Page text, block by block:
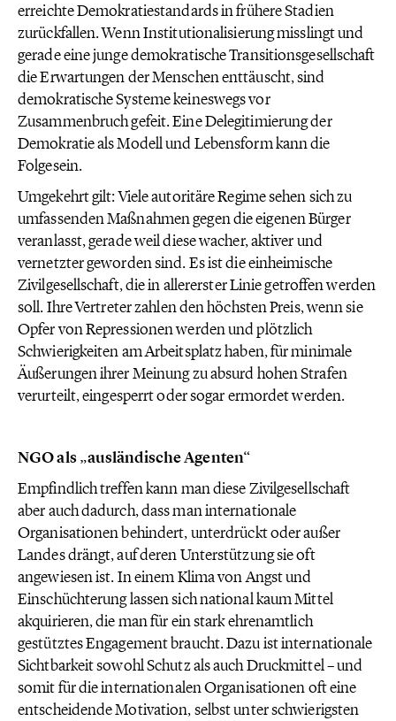
erreichte Demokratiestandards in frühere Stadien
zurückfallen. Wenn Institutionalisierung misslingt und
gerade eine junge demokratische Transitionsgesellschaft
die Erwartungen der Menschen enttäuscht, sind
demokratische Systeme keineswegs vor
Zusammenbruch gefeit. Eine Delegitimierung der
Demokratie als Modell und Lebensform kann die
Folgesein.
Umgekehrt gilt: Viele autoritäre Regime sehen sich zu
umfassenden Maßnahmen gegen die eigenen Bürger
veranlasst, gerade weil diese wacher, aktiver und
vernetzter geworden sind. Es ist die einheimische
Zivilgesellschaft, die in allererster Linie getroffen werden
soll. Ihre Vertreter zahlen den höchsten Preis, wenn sie
Opfer von Repressionen werden und plötzlich
Schwierigkeiten am Arbeitsplatz haben, für minimale
Äußerungen ihrer Meinung zu absurd hohen Strafen
verurteilt, eingesperrt oder sogar ermordet werden.
NGO als „ausländische Agenten“
Empfindlich treffen kann man diese Zivilgesellschaft
aber auch dadurch, dass man internationale
Organisationen behindert, unterdrückt oder außer
Landes drängt, auf deren Unterstützung sie oft
angewiesen ist. In einem Klima von Angst und
Einschüchterung lassen sich national kaum Mittel
akquirieren, die man für ein stark ehrenamtlich
gestütztes Engagement braucht. Dazu ist internationale
Sichtbarkeit sowohl Schutz als auch Druckmittel – und
somit für die internationalen Organisationen oft eine
entscheidende Motivation, selbst unter schwierigsten